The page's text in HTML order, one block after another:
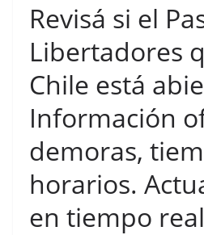
Revisá si el
Libertadores
Chile está
Información
demoras,
horarios.
en tiempo